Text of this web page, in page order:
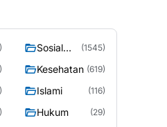
Sosial
(1545)
Kesehatan (619)
Islami (116)
Hukum (29)